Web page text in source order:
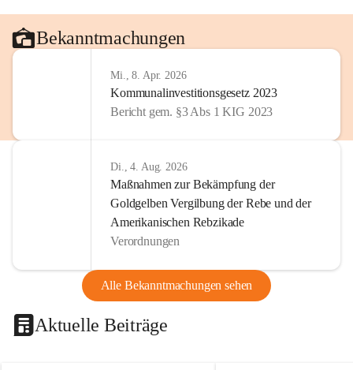
Bekanntmachungen
Mi., 8. Apr. 2026
Kommunalinvestitionsgesetz 2023
Bericht gem. §3 Abs 1 KIG 2023
Di., 4. Aug. 2026
Maßnahmen zur Bekämpfung der
Goldgelben Vergilbung der Rebe und der
Amerikanischen Rebzikade
Verordnungen
Alle Bekanntmachungen sehen
Aktuelle Beiträge